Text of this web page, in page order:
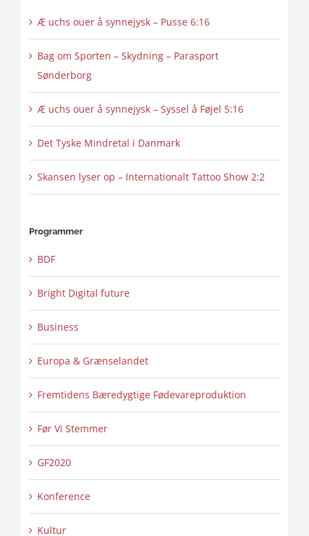
Æ uchs ouer å synnejysk – Pusse 6:16
Bag om Sporten – Skydning – Parasport
Sønderborg
Æ uchs ouer å synnejysk – Syssel å Føjel 5:16
Det Tyske Mindretal i Danmark
Skansen lyser op – Internationalt Tattoo Show 2:2
Programmer
BDF
Bright Digital future
Business
Europa & Grænselandet
Fremtidens Bæredygtige Fødevareproduktion
Før Vi Stemmer
GF2020
Konference
Kultur